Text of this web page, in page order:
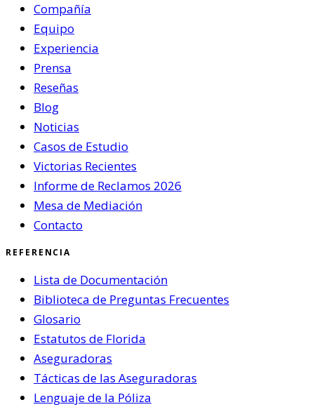
Compañía
Equipo
Experiencia
Prensa
Reseñas
Blog
Noticias
Casos de Estudio
Victorias Recientes
Informe de Reclamos 2026
Mesa de Mediación
Contacto
REFERENCIA
Lista de Documentación
Biblioteca de Preguntas Frecuentes
Glosario
Estatutos de Florida
Aseguradoras
Tácticas de las Aseguradoras
Lenguaje de la Póliza